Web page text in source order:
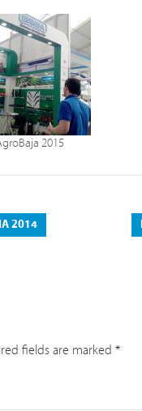
2015
2014
fields are marked *